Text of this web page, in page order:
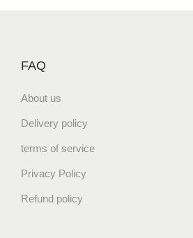
FAQ
About us
Delivery policy
terms of service
Privacy Policy
Refund policy